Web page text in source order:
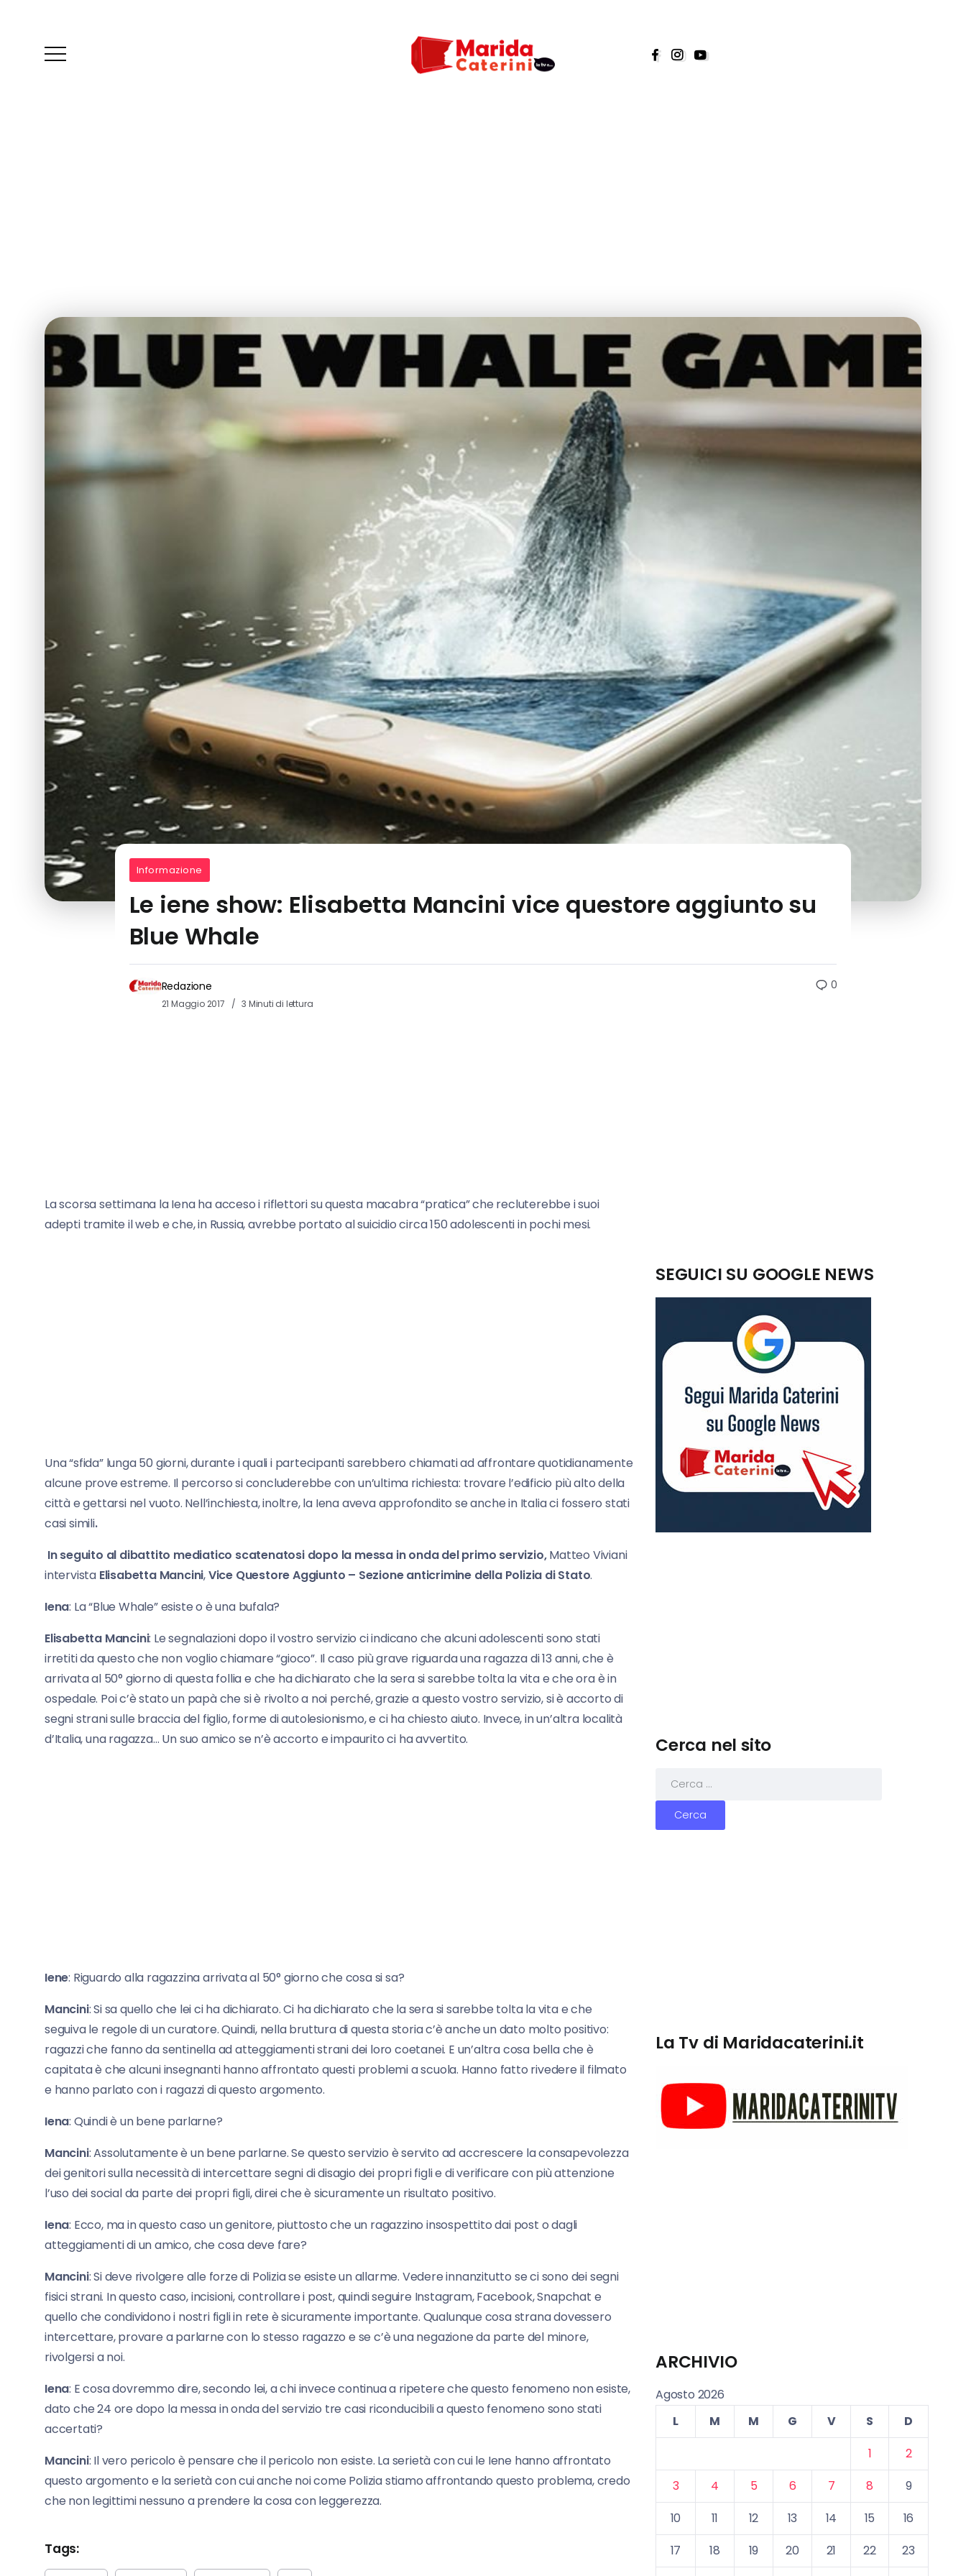
Informazione
Le iene show: Elisabetta Mancini vice questore aggiunto su
Blue Whale
Redazione
21 Maggio 2017 3 Minuti di lettura
0
La scorsa settimana la Iena ha acceso i riflettori su questa macabra “pratica” che recluterebbe i suoi
adepti tramite il web e che, in Russia, avrebbe portato al suicidio circa 150 adolescenti in pochi mesi.
Una “sfida” lunga 50 giorni, durante i quali i partecipanti sarebbero chiamati ad affrontare quotidianamente
alcune prove estreme. Il percorso si concluderebbe con un’ultima richiesta: trovare l’edificio più alto della
città e gettarsi nel vuoto. Nell’inchiesta, inoltre, la Iena aveva approfondito se anche in Italia ci fossero stati
casi simili.
In seguito al dibattito mediatico scatenatosi dopo la messa in onda del primo servizio,Matteo Viviani
intervista Elisabetta Mancini,Vice Questore Aggiunto – Sezione anticrimine della Polizia di Stato.
Iena: La “Blue Whale” esiste o è una bufala?
Elisabetta Mancini: Le segnalazioni dopo il vostro servizio ci indicano che alcuni adolescenti sono stati
irretiti da questo che non voglio chiamare “gioco”. Il caso più grave riguarda una ragazza di 13 anni, che è
arrivata al 50° giorno di questa follia e che ha dichiarato che la sera si sarebbe tolta la vita e che ora è in
ospedale. Poi c’è stato un papà che si è rivolto a noi perché, grazie a questo vostro servizio, si è accorto di
segni strani sulle braccia del figlio, forme di autolesionismo, e ci ha chiesto aiuto. Invece, in un’altra località
d’Italia, una ragazza… Un suo amico se n’è accorto e impaurito ci ha avvertito.
Iene: Riguardo alla ragazzina arrivata al 50° giorno che cosa si sa?
Mancini: Si sa quello che lei ci ha dichiarato. Ci ha dichiarato che la sera si sarebbe tolta la vita e che
seguiva le regole di un curatore. Quindi, nella bruttura di questa storia c’è anche un dato molto positivo:
ragazzi che fanno da sentinella ad atteggiamenti strani dei loro coetanei. E un’altra cosa bella che è
capitata è che alcuni insegnanti hanno affrontato questi problemi a scuola. Hanno fatto rivedere il filmato
e hanno parlato con i ragazzi di questo argomento.
Iena: Quindi è un bene parlarne?
Mancini: Assolutamente è un bene parlarne. Se questo servizio è servito ad accrescere la consapevolezza
dei genitori sulla necessità di intercettare segni di disagio dei propri figli e di verificare con più attenzione
l’uso dei social da parte dei propri figli, direi che è sicuramente un risultato positivo.
Iena: Ecco, ma in questo caso un genitore, piuttosto che un ragazzino insospettito dai post o dagli
atteggiamenti di un amico, che cosa deve fare?
Mancini: Si deve rivolgere alle forze di Polizia se esiste un allarme. Vedere innanzitutto se ci sono dei segni
fisici strani. In questo caso, incisioni, controllare i post, quindi seguire Instagram, Facebook, Snapchat e
quello che condividono i nostri figli in rete è sicuramente importante. Qualunque cosa strana dovessero
intercettare, provare a parlarne con lo stesso ragazzo e se c’è una negazione da parte del minore,
rivolgersi a noi.
Iena: E cosa dovremmo dire, secondo lei, a chi invece continua a ripetere che questo fenomeno non esiste,
dato che 24 ore dopo la messa in onda del servizio tre casi riconducibili a questo fenomeno sono stati
accertati?
Mancini: Il vero pericolo è pensare che il pericolo non esiste. La serietà con cui le Iene hanno affrontato
questo argomento e la serietà con cui anche noi come Polizia stiamo affrontando questo problema, credo
che non legittimi nessuno a prendere la cosa con leggerezza.
Tags:
SEGUICI SU GOOGLE NEWS
Cerca nel sito
La Tv di Maridacaterini.it
ARCHIVIO
Agosto 2026
L
M M G V S
D
1
2
3
4 5 6 7 8
9
10
11 12 13 14 15
16
17
18 19 20 21 22
23